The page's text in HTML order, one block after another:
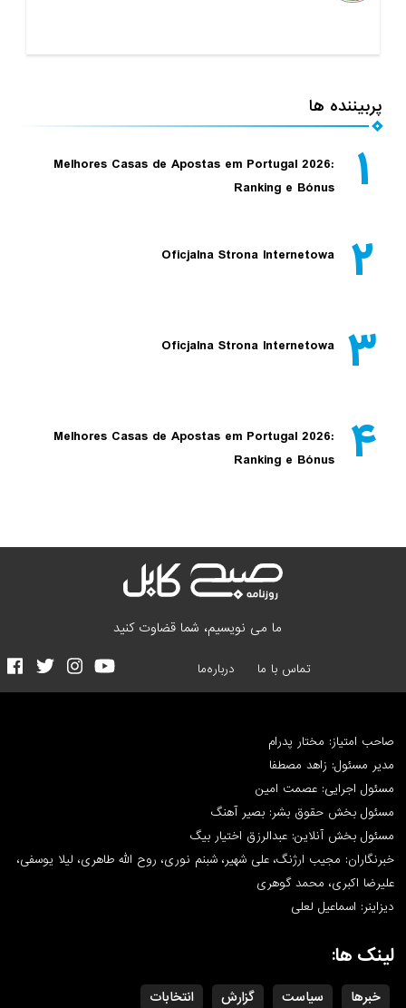
پربیننده ها
۱
Melhores Casas de Apostas em Portugal 2026:
Ranking e Bónus
۲ Oficjalna Strona Internetowa
۳ Oficjalna Strona Internetowa
۴
Melhores Casas de Apostas em Portugal 2026:
Ranking e Bónus
ما می نویسیم، شما قضاوت کنید
تماس با ما درباره‌ما
صاحب امتیاز: مختار پدرام
مدیر مسئول: زاهد مصطفا
مسئول اجرایی: عصمت امین
مسئول بخش حقوق بشر: بصیر آهنگ
مسئول بخش آنلاین: عبدالرزق اختیار بیگ
خبرنگاران: مجیب ارژنگ، علی شهیر، شبنم نوری، روح الله طاهری، لیلا یوسفی،
علیرضا اکبری، محمد گوهری
دیزاینر: اسماعیل لعلی
لینک ها:
خبرها سیاست گزارش انتخابات